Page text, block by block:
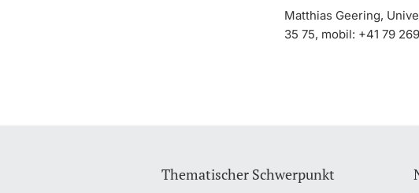
Matthias Geering,
35 75, mobil: +41 79
Thematischer Schwerpunkt